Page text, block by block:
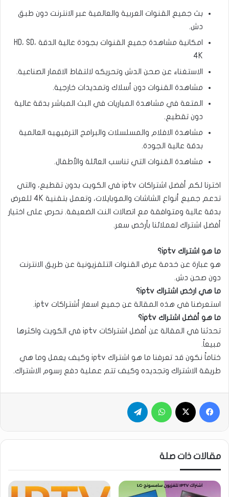
بث جميع القنوات العربية والعالمية عبر الانترنت دون طبق
دش.
امكانية مشاهدة جميع القنوات بجودة عالية الدقة HD، SD،
4K
الاستغناء عن صحن الدش وتحريكه لالتقاط الاقمار الصناعية.
مشاهدة القنوات دون أسلاك وتمديدات خارجية.
المتعة في مشاهدة المباريات في البث المباشر بدقة عالية
دون تقطيع.
مشاهدة الافلام والمسلسلات والبرامج الترفيهيه العالمية
بدقة عالية الجودة.
مشاهدة القنوات التي تناسب العائلة والأطفال.
اخترنا لكم أفضل اشتراكات iptv في الكويت بدون تقطيع، والتي
تدعم جميع أنواع الشاشات والموبايلات، وتعمل بتقنية 4K للعرض
بدقة عالية ومتوافقة مع اتصالات النت الضعيفة. نحرص على اختيار
أفضل اشتراك لعملائنا بأرخص سعر.
ما هو اشتراك iptv؟
هو عبارة عن خدمة عرض القنوات التلفزيونية عن طريق الانترنت
دون صحن دش.
ما هي ارخص اشتراك iptv؟
استعرضنا في هذه المقالة عن جميع اسعار أشتراكات iptv.
ما هو أفضل اشتراك iptv؟
تحدثنا في المقالة عن أفضل اشتراكات iptv في الكويت واكثرها
مبيعاً.
ختاماً نكون قد تعرفنا ما هو اشتراك iptv وكيف يعمل وما هي
طريقة الاشتراك وتجديده وكيف تتم عملية دفع رسوم الاشتراك.
فيسبوك واتساب
مقالات ذات صلة